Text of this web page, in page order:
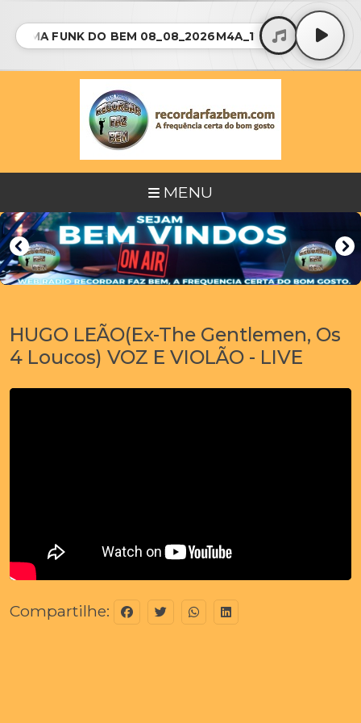
FUNK DO BEM 08_08_2026M4A_128Km4a •
MENU
HUGO LEÃO(Ex-The Gentlemen, Os
4 Loucos) VOZ E VIOLÃO - LIVE
Compartilhe: